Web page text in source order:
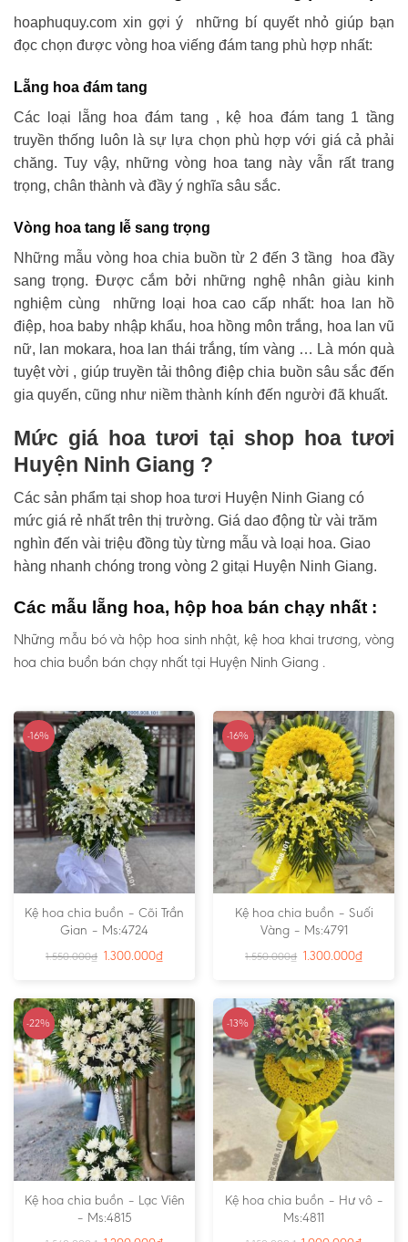
hoaphuquy.com xin gợi ý những bí quyết nhỏ giúp bạn
đọc chọn được vòng hoa viếng đám tang phù hợp nhất:
Lẵng hoa đám tang
Các loại lẵng hoa đám tang , kệ hoa đám tang 1 tầng
truyền thống luôn là sự lựa chọn phù hợp với giá cả phải
chăng. Tuy vậy, những vòng hoa tang này vẫn rất trang
trọng, chân thành và đầy ý nghĩa sâu sắc.
Vòng hoa tang lễ sang trọng
Những mẫu vòng hoa chia buồn từ 2 đến 3 tầng hoa đầy
sang trọng. Được cắm bởi những nghệ nhân giàu kinh
nghiệm cùng những loại hoa cao cấp nhất: hoa lan hồ
điệp, hoa baby nhập khẩu, hoa hồng môn trắng, hoa lan vũ
nữ, lan mokara, hoa lan thái trắng, tím vàng … Là món quà
tuyệt vời , giúp truyền tải thông điệp chia buồn sâu sắc đến
gia quyến, cũng như niềm thành kính đến người đã khuất.
Mức giá hoa tươi tại shop hoa tươi
Huyện Ninh Giang ?
Các sản phẩm tại shop hoa tươi Huyện Ninh Giang có
mức giá rẻ nhất trên thị trường. Giá dao động từ vài trăm
nghìn đến vài triệu đồng tùy từng mẫu và loại hoa. Giao
hàng nhanh chóng trong vòng 2 gitại Huyện Ninh Giang.
Các mẫu lẵng hoa, hộp hoa bán chạy nhất :
Những mẫu bó và hộp hoa sinh nhật, kệ hoa khai trương, vòng
hoa chia buồn bán chạy nhất tại Huyện Ninh Giang .
-16%
Kệ hoa chia buồn – Cõi Trần
Gian – Ms:4724
1.550.000₫ 1.300.000₫
-16%
Kệ hoa chia buồn – Suối
Vàng – Ms:4791
1.550.000₫ 1.300.000₫
-22%
Kệ hoa chia buồn – Lạc Viên
– Ms:4815
-13%
Kệ hoa chia buồn – Hư vô –
Ms:4811